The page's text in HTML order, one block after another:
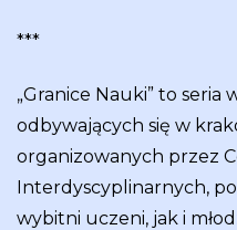
***
„Granice Nauki” to seria
odbywających się w
organizowanych przez
Interdyscyplinarnych,
wybitni uczeni, jak i